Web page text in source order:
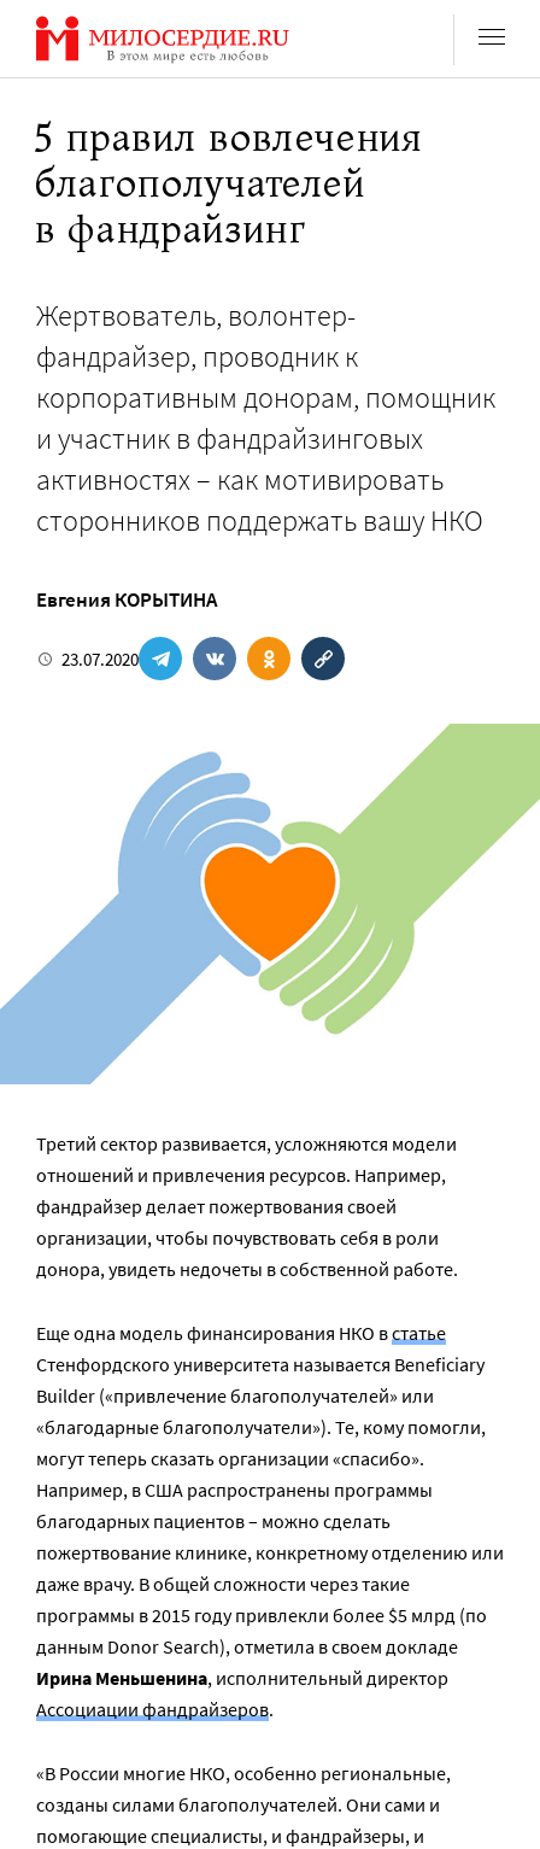
Перейти
содержанию
5 правил вовлечения
благополучателей
в фандрайзинг
Жертвователь, волонтер-
фандрайзер, проводник к
корпоративным донорам, помощник
и участник в фандрайзинговых
активностях – как мотивировать
сторонников поддержать вашу НКО
Евгения КОРЫТИНА
23.07.2020
Третий сектор развивается, усложняются модели
отношений и привлечения ресурсов. Например,
фандрайзер делает пожертвования своей
организации, чтобы почувствовать себя в роли
донора, увидеть недочеты в собственной работе.
Еще одна модель финансирования НКО встатье
Стенфордского университета называется Beneficiary
Builder («привлечение благополучателей» или
«благодарные благополучатели»). Те, кому помогли,
могут теперь сказать организации «спасибо».
Например, в США распространены программы
благодарных пациентов – можно сделать
пожертвование клинике, конкретному отделению или
даже врачу. В общей сложности через такие
программы в 2015 году привлекли более $5 млрд (по
данным Donor Search), отметила в своем докладе
Ирина Меньшенина, исполнительный директор
Ассоциации фандрайзеров.
«В России многие НКО, особенно региональные,
созданы силами благополучателей. Они сами и
помогающие специалисты, и фандрайзеры, и